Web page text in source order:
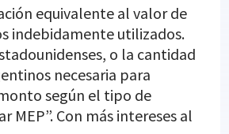
equivalente al valor de
indebidamente utilizados.
o la cantidad
necesaria para
según el tipo de
MEP”. Con más intereses al